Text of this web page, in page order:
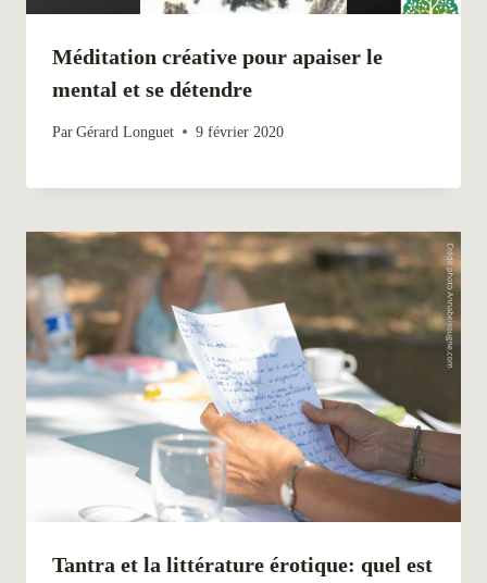
Méditation créative pour apaiser le
mental et se détendre
Par Gérard Longuet 9 février 2020
Tantra et la littérature érotique: quel est